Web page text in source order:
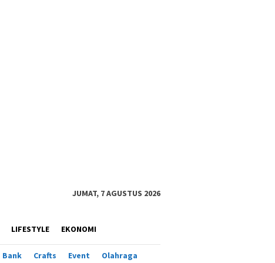
JUMAT, 7 AGUSTUS 2026
LIFESTYLE EKONOMI
Bank Crafts Event Olahraga